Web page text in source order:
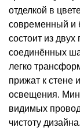
отделкой в
современный и
состоит из
соединённых
легко
прижат к стене
освещения.
видимых
чистоту